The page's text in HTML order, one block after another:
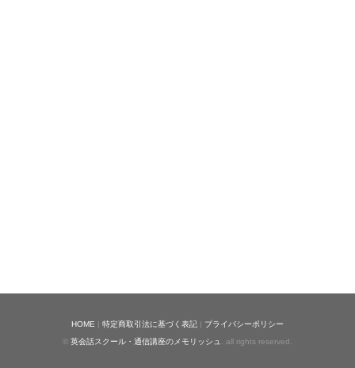
HOME | 特定商取引法に基づく表記 | プライバシーポリシー
© 英会話スクール・通信講座のメモリッシュ . all rights reserved.